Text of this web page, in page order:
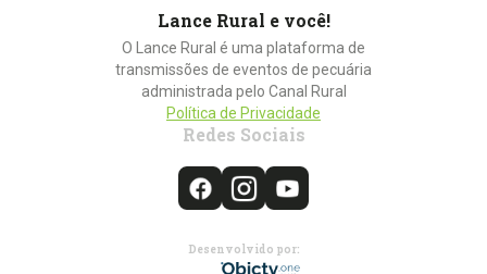
Lance Rural e você!
O Lance Rural é uma plataforma de
transmissões de eventos de pecuária
administrada pelo Canal Rural
Política de Privacidade
Redes Sociais
Desenvolvido por: